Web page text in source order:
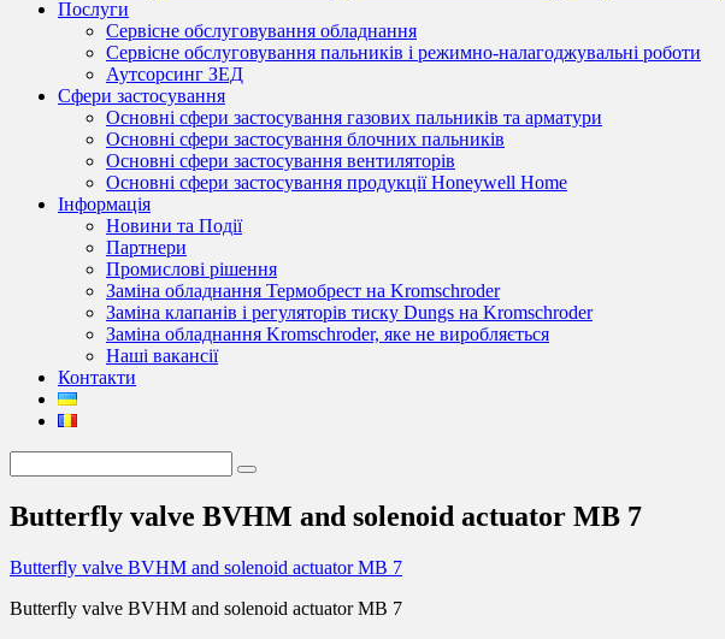
Послуги
Сервісне обслуговування обладнання
Сервісне обслуговування пальників і режимно-налагоджувальні роботи
Аутсорсинг ЗЕД
Сфери застосування
Основні сфери застосування газових пальників та арматури
Основні сфери застосування блочних пальників
Основні сфери застосування вентиляторів
Основні сфери застосування продукції Honeywell Home
Інформація
Новини та Події
Партнери
Промислові рішення
Заміна обладнання Термобрест на Kromschroder
Заміна клапанів і регуляторів тиску Dungs на Kromschroder
Заміна обладнання Kromschroder, яке не виробляється
Наші вакансії
Контакти
Butterfly valve BVHM and solenoid actuator MB 7
Butterfly valve BVHM and solenoid actuator MB 7
Butterfly valve BVHM and solenoid actuator MB 7